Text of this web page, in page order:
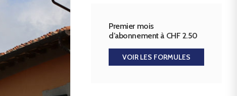
Premier mois
d’abonnement à CHF 2.50
VOIR LES FORMULES